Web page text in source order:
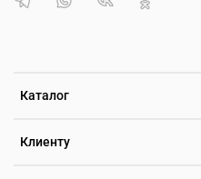
Каталог
Клиенту